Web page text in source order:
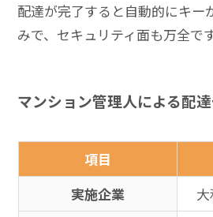
配達が完了すると自動的にキー
みで、セキュリティ面も万全です
マンション管理人による配
項目
実施企業